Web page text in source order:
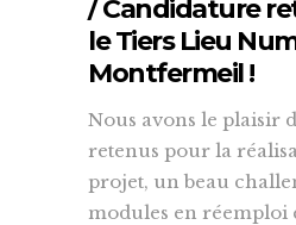
/ Candidature
le Tiers Lieu
Montfermeil !
Nous avons le plaisir
retenus pour la
projet, un beau
modules en réemploi